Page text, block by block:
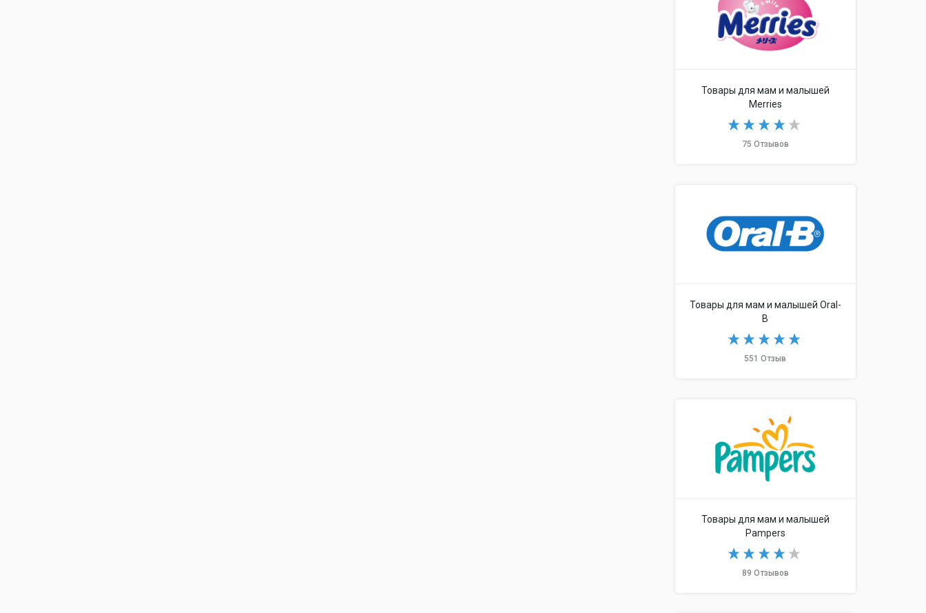
Товары для мам и малышей
Merries
75 Отзывов
Товары для мам и малышей Oral-
B
551 Отзыв
Товары для мам и малышей
Pampers
89 Отзывов